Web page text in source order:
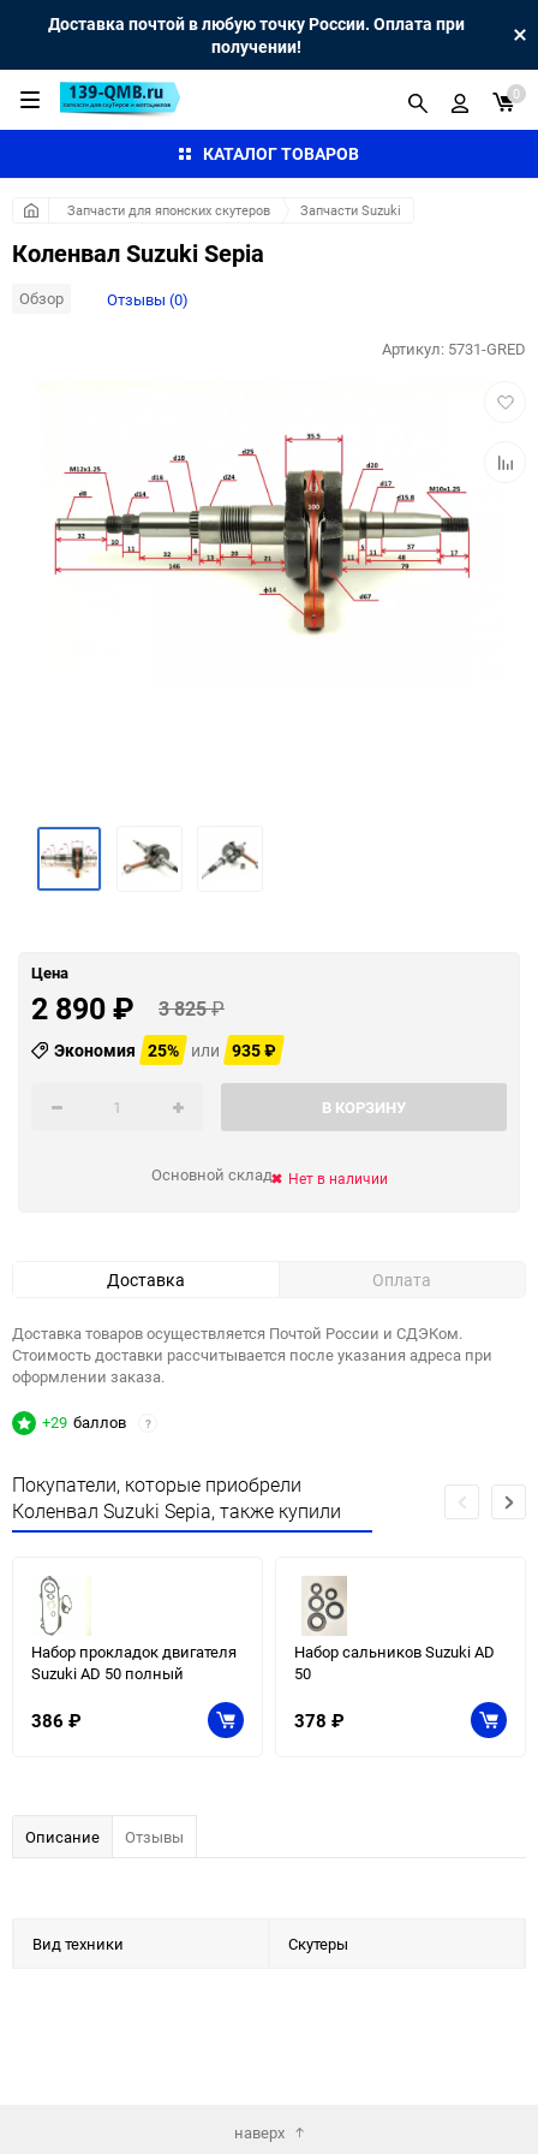
Доставка почтой в любую точку России. Оплата при
получении!
КАТАЛОГ ТОВАРОВ
0
Запчасти для японских скутеров Запчасти Suzuki
Коленвал Suzuki Sepia
Обзор Отзывы (0)
Артикул: 5731-GRED
Цена
2 890₽ 3 825₽
Экономия 25% или 935₽
В КОРЗИНУ
Основной склад Нет в наличии
Доставка Оплата
Доставка товаров осуществляется Почтой России и СДЭКом.
Стоимость доставки рассчитывается после указания адреса при
оформлении заказа.
+29 баллов ?
Покупатели, которые приобрели
Коленвал Suzuki Sepia, также купили
Набор прокладок двигателя
Suzuki AD 50 полный
386 ₽
Набор сальников Suzuki AD
50
378 ₽
Описание Отзывы
Вид техники Скутеры
наверх